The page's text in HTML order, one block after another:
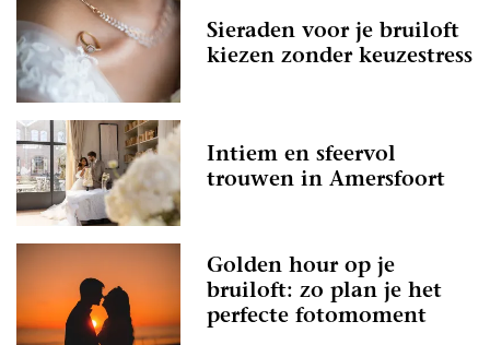
Sieraden voor je bruiloft
kiezen zonder keuzestress
Intiem en sfeervol
trouwen in Amersfoort
Golden hour op je
bruiloft: zo plan je het
perfecte fotomoment